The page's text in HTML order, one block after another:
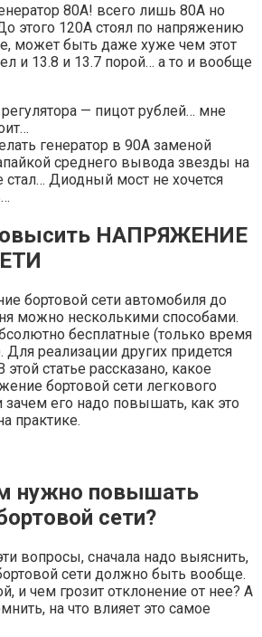
80А! всего лишь 80А но
этого 120А стоял по напряжению
может быть даже хуже чем этот
и 13.8 и 13.7 порой… а то и вообще
— пицот рублей… мне
генератор в 90А заменой
среднего вывода звезды на
стал… Диодный мост не хочется
НАПРЯЖЕНИЕ
бортовой сети автомобиля до
можно несколькими способами.
бесплатные (только время
Для реализации других придется
этой статье рассказано, какое
бортовой сети легкового
зачем его надо повышать, как это
практике.
нужно повышать
сети?
вопросы, сначала надо выяснить,
сети должно быть вообще.
и чем грозит отклонение от нее? А
на что влияет это самое